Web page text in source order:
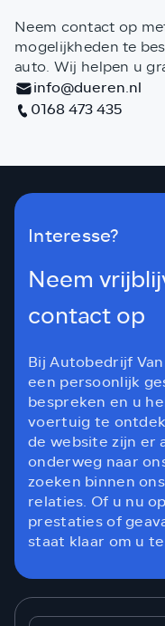
Neem contact op
mogelijkheden te
auto. Wij helpen u
info@dueren.nl
0168 473 435
Interesse?
Neem
contact op
Bij Autobedrijf
een persoonlijk
bespreken en u
voertuig te
de website zijn er
onderweg naar
zoeken binnen
relaties. Of u nu
prestaties of
staat klaar om u